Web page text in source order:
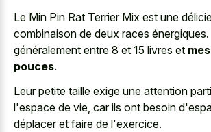
Le Min Pin Rat Terrier Mix est une
combinaison de deux races
généralement entre 8 et 15 livres et
pouces.
Leur petite taille exige une attention
l'espace de vie, car ils ont besoin
déplacer et faire de l'exercice.